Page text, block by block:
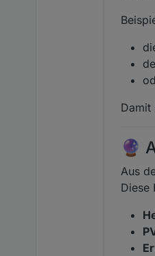
Damit
🔮
Aus
Diese